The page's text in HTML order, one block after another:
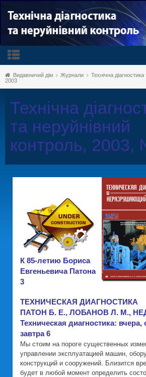
Видавничий дім Журнали
Технічна
2003
Технічна
та неруйнівний
контроль, 2003,
К 85-летию Бориса
Евгеньевича Патона
3
ТЕХНИЧЕСКАЯ ДИАГНОСТИКА
ПАТОН Б. Е., ЛОБАНОВ Л. М.,
Техническая диагностика: вчера,
завтра 6
Мы стоим на пороге существенных
управлении эксплуатацией машин,
конструкций и сооружений. Близится
будет в любой момент определить